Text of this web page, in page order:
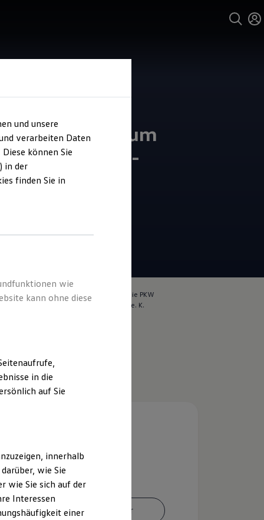
Servicezentrum
Hans-
Leidel
für die Inhalte auf dieser Seite ist die PKW
Hochfranken Hans-Werner Leidel e. K.
Ansprechpartner
und unsere
verarbeiten Daten
können Sie
in der
finden Sie in
wie
kann ohne diese
in die
auf Sie
innerhalb
wie Sie
wie Sie sich auf der
Interessen
einer